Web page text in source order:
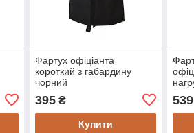
Фартух офіціанта
короткий з габардину
чорний
395₴
Купити
539